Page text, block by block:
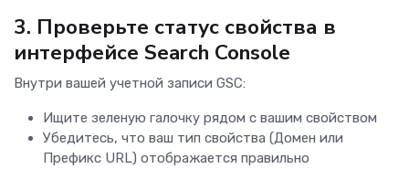
3. Проверьте статус свойства в
интерфейсе Search Console
Внутри вашей учетной записи GSC:
Ищите зеленую галочку рядом с вашим свойством
Убедитесь, что ваш тип свойства (Домен или
Префикс URL) отображается правильно